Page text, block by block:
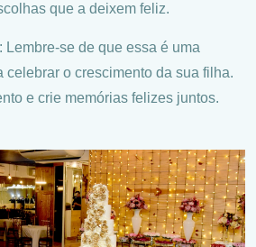
que a deixem feliz.
Lembre-se de que essa é uma
celebrar o crescimento da sua filha.
e crie memórias felizes juntos.